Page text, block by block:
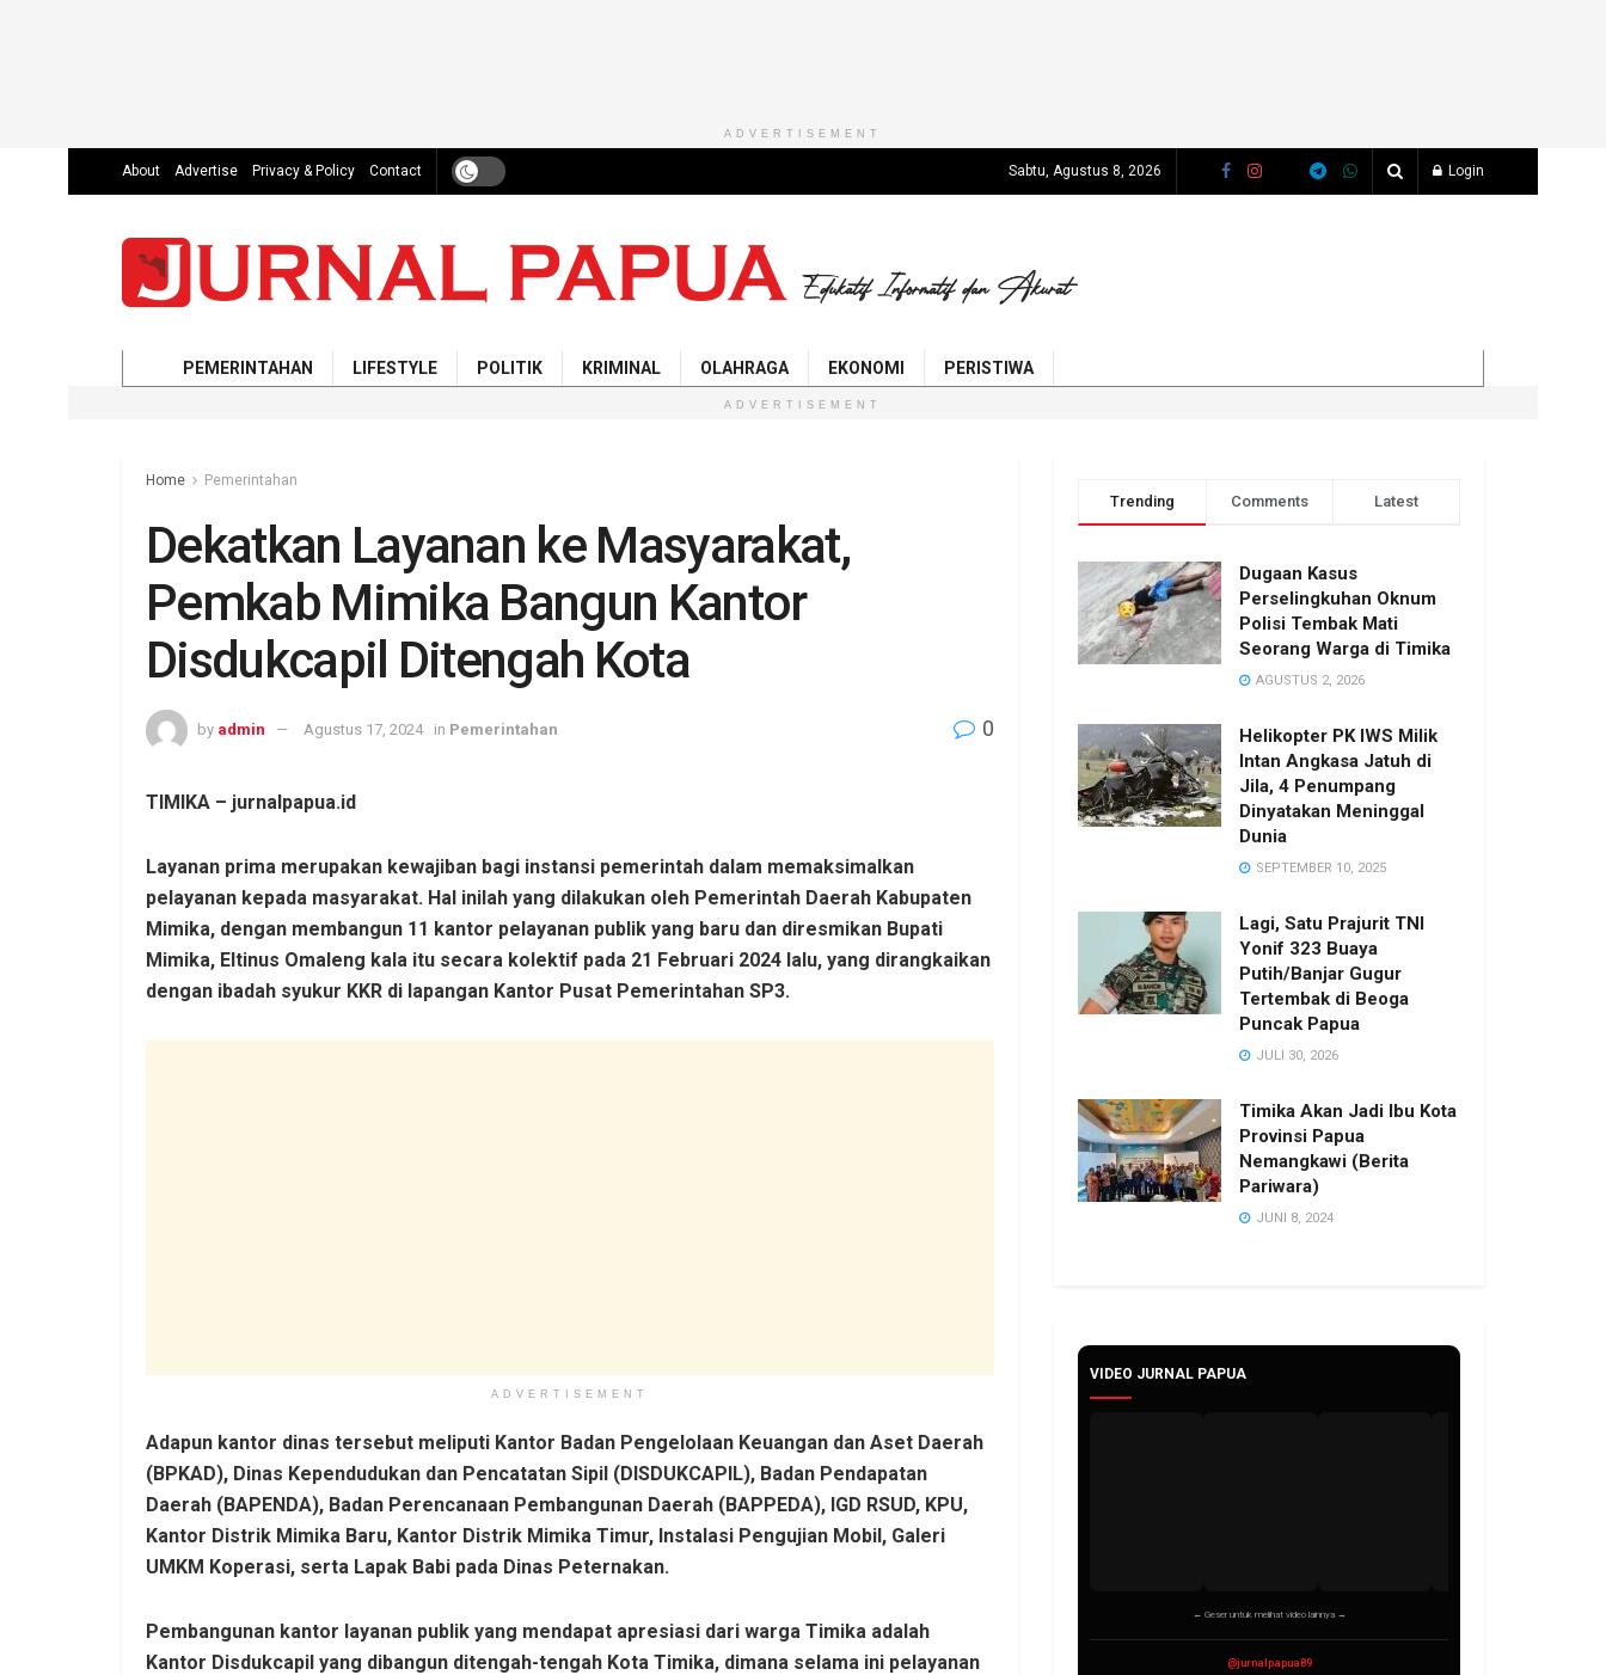
ADVERTISEMENT
About Advertise Privacy & Policy Contact Sabtu, Agustus 8, 2026 Login
PEMERINTAHAN LIFESTYLE POLITIK KRIMINAL OLAHRAGA EKONOMI PERISTIWA
ADVERTISEMENT
Home Pemerintahan
Dekatkan Layanan ke Masyarakat,
Pemkab Mimika Bangun Kantor
Disdukcapil Ditengah Kota
by admin Agustus 17, 2024 in Pemerintahan 0
TIMIKA – jurnalpapua.id
Layanan prima merupakan kewajiban bagi instansi pemerintah dalam memaksimalkan
pelayanan kepada masyarakat. Hal inilah yang dilakukan oleh Pemerintah Daerah Kabupaten
Mimika, dengan membangun 11 kantor pelayanan publik yang baru dan diresmikan Bupati
Mimika, Eltinus Omaleng kala itu secara kolektif pada 21 Februari 2024 lalu, yang dirangkaikan
dengan ibadah syukur KKR di lapangan Kantor Pusat Pemerintahan SP3.
ADVERTISEMENT
Adapun kantor dinas tersebut meliputi Kantor Badan Pengelolaan Keuangan dan Aset Daerah
(BPKAD), Dinas Kependudukan dan Pencatatan Sipil (DISDUKCAPIL), Badan Pendapatan
Daerah (BAPENDA), Badan Perencanaan Pembangunan Daerah (BAPPEDA), IGD RSUD, KPU,
Kantor Distrik Mimika Baru, Kantor Distrik Mimika Timur, Instalasi Pengujian Mobil, Galeri
UMKM Koperasi, serta Lapak Babi pada Dinas Peternakan.
Pembangunan kantor layanan publik yang mendapat apresiasi dari warga Timika adalah
Kantor Disdukcapil yang dibangun ditengah-tengah Kota Timika, dimana selama ini pelayanan
Trending Comments Latest
Dugaan Kasus
Perselingkuhan Oknum
Polisi Tembak Mati
Seorang Warga di Timika
AGUSTUS 2, 2026
Helikopter PK IWS Milik
Intan Angkasa Jatuh di
Jila, 4 Penumpang
Dinyatakan Meninggal
Dunia
SEPTEMBER 10, 2025
Lagi, Satu Prajurit TNI
Yonif 323 Buaya
Putih/Banjar Gugur
Tertembak di Beoga
Puncak Papua
JULI 30, 2026
Timika Akan Jadi Ibu Kota
Provinsi Papua
Nemangkawi (Berita
Pariwara)
JUNI 8, 2024
VIDEO JURNAL PAPUA
← Geser untuk melihat video lainnya →
@jurnalpapua89